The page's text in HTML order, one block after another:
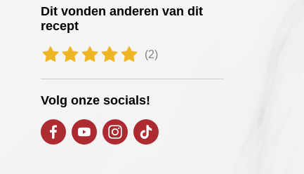
Dit vonden anderen van dit
recept
(2)
Volg onze socials!